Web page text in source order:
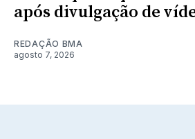
após divulgação de
REDAÇÃO BMA
agosto 7, 2026